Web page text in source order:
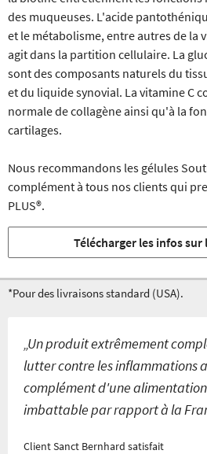
des muqueuses. L'acide
et le métabolisme, entre autres de la
agit dans la partition cellulaire. La
sont des composants naturels du
et du liquide synovial. La vitamine C
normale de collagène ainsi qu'à la
cartilages.
Nous recommandons les gélules
complément à tous nos clients qui
PLUS®.
Télécharger les infos
*Pour des livraisons standard (USA).
„Un produit extrêmement
lutter contre les inflammations
complément d'une
imbattable par rapport à la
Client Sanct Bernhard satisfait